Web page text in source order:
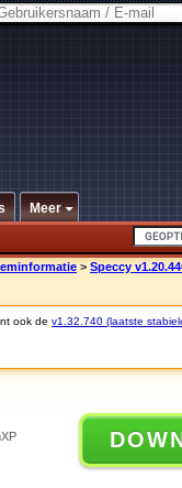
Meer
> Speccy
ook de v1.32.740 (laatste